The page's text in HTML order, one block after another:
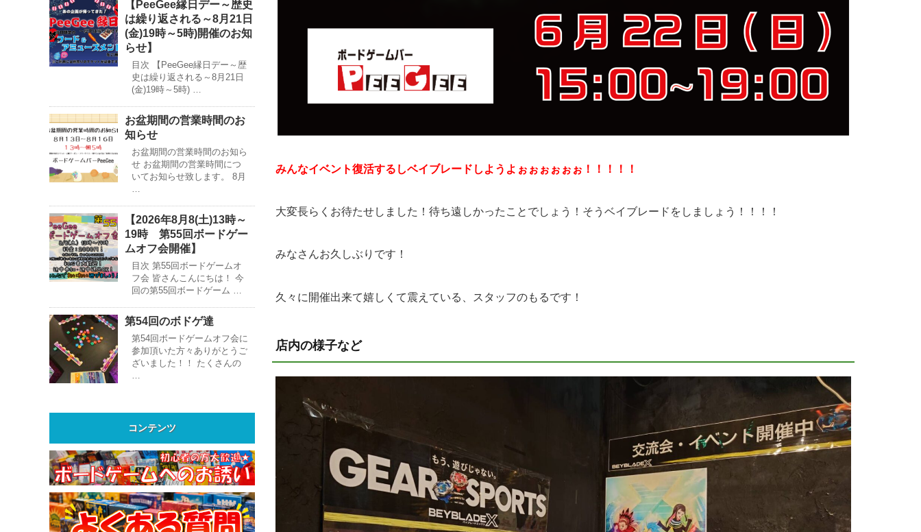
みんなイベント復活するしベイブレードしようよぉぉぉぉぉぉ！！！！！
大変長らくお待たせしました！待ち遠しかったことでしょう！そう ベイブレードをしましょう！！！！
みなさんお久しぶりです！
久々に開催出来て嬉しくて震えている、スタッフのもるです！
店内の様子など
【PeeGee縁日デー～歴史
は繰り返される～8月21日
(金)19時～5時)開催のお知
らせ】
目次 【PeeGee縁日デー～歴
史は繰り返される～8月21日
(金)19時～5時) …
お盆期間の営業時間のお
知らせ
お盆期間の営業時間のお知ら
せ お盆期間の営業時間につ
いてお知らせ致します。 8月
【2026年8月8(土)13時～
19時 第55回ボードゲー
ムオフ会開催】
目次 第55回ボードゲームオ
フ会 皆さんこんにちは！ 今
回の第55回ボードゲーム …
第54回のボドゲ達
第54回ボードゲームオフ会に
参加頂いた方々ありがとうご
ざいました！！ たくさんの
コンテンツ